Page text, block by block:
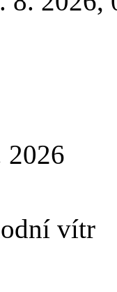
2026
vítr